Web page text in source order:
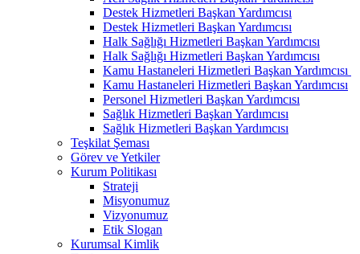
Destek Hizmetleri Başkan Yardımcısı
Destek Hizmetleri Başkan Yardımcısı
Halk Sağlığı Hizmetleri Başkan Yardımcısı
Halk Sağlığı Hizmetleri Başkan Yardımcısı
Kamu Hastaneleri Hizmetleri Başkan Yardımcısı ​
Kamu Hastaneleri Hizmetleri Başkan Yardımcısı
Personel Hizmetleri Başkan Yardımcısı
Sağlık Hizmetleri Başkan Yardımcısı
Sağlık Hizmetleri Başkan Yardımcısı
Teşkilat Şeması
Görev ve Yetkiler
Kurum Politikası
Strateji
Misyonumuz
Vizyonumuz
Etik Slogan
Kurumsal Kimlik